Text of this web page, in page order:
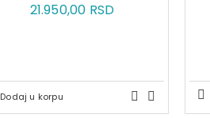
21.950,00 RSD
Dodaj u korpu